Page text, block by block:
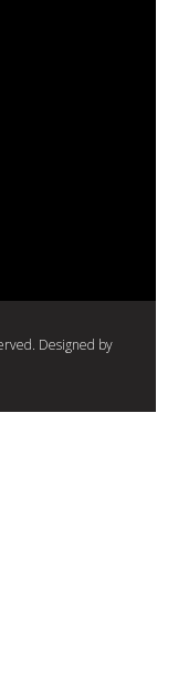
Designed by